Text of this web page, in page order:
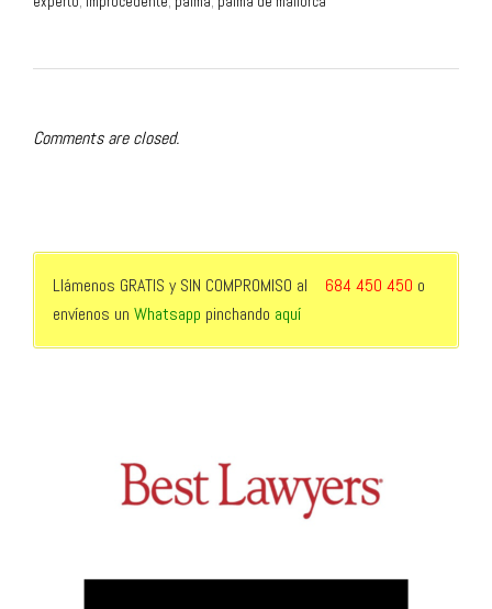
Comments are closed.
Llámenos GRATIS y SIN COMPROMISO al 684 450 450 o
envíenos un Whatsapp pinchando aquí